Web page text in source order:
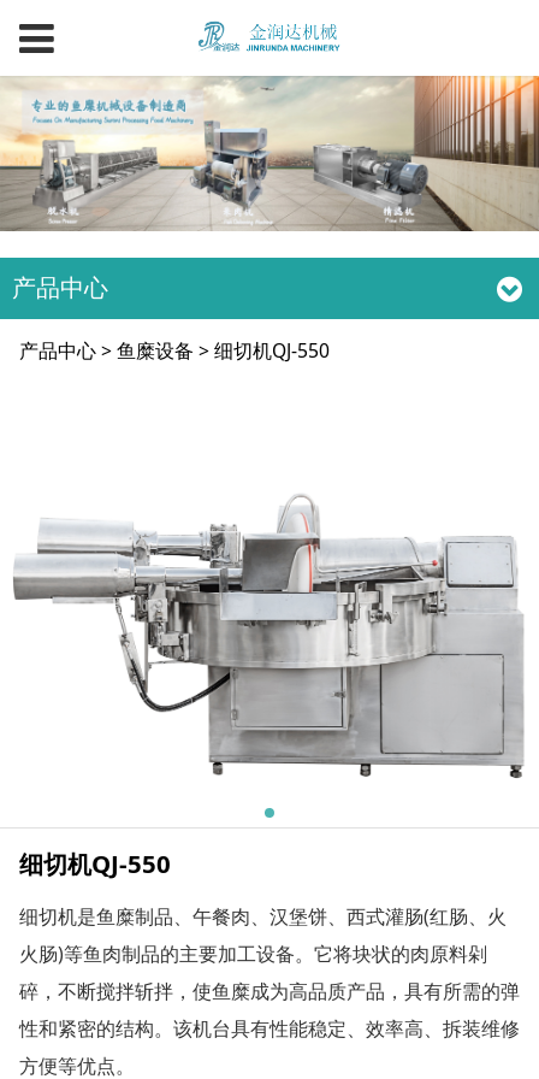
产品中心
细切机QJ-550
产品中心>鱼糜设备 >细切机QJ-550
细切机QJ-550
细切机是鱼糜制品、午餐肉、汉堡饼、西式灌肠(红肠、火
火肠)等鱼肉制品的主要加工设备。它将块状的肉原料剁
碎，不断搅拌斩拌，使鱼糜成为高品质产品，具有所需的弹
性和紧密的结构。该机台具有性能稳定、效率高、拆装维修
方便等优点。